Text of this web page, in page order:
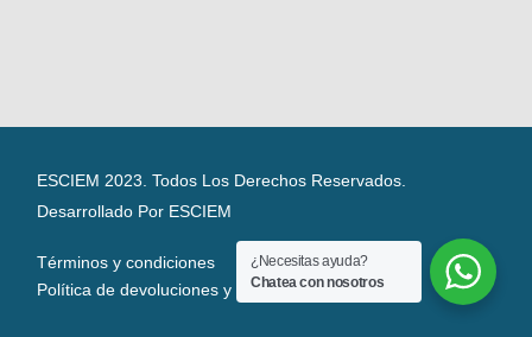
ESCIEM 2023. Todos Los Derechos Reservados.
Desarrollado Por ESCIEM
Términos y condiciones
Política de devoluciones y reembolsos
¿Necesitas ayuda?
Chatea con nosotros